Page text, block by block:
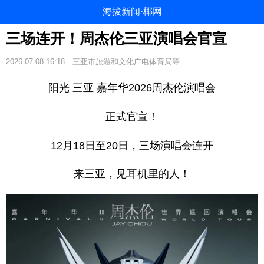
海拔新闻·椰网
三场连开！周杰伦三亚演唱会官宣
2026-07-08 16:18 三亚市旅游和文化广电体育局等
阳光 三亚 嘉年华2026周杰伦演唱会
正式官宣！
12月18日至20日， 三场演唱会连开
来三亚，见耳机里的人！